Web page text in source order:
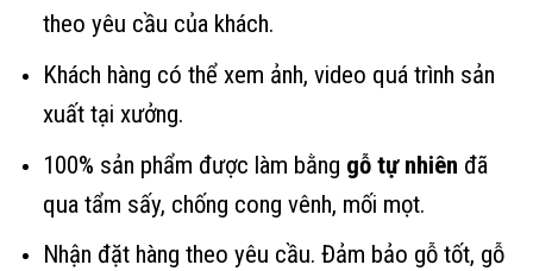
theo yêu cầu của khách.
Khách hàng có thể xem ảnh, video quá trình sản
xuất tại xưởng.
100% sản phẩm được làm bằng gỗ tự nhiên đã
qua tẩm sấy, chống cong vênh, mối mọt.
Nhận đặt hàng theo yêu cầu. Đảm bảo gỗ tốt, gỗ